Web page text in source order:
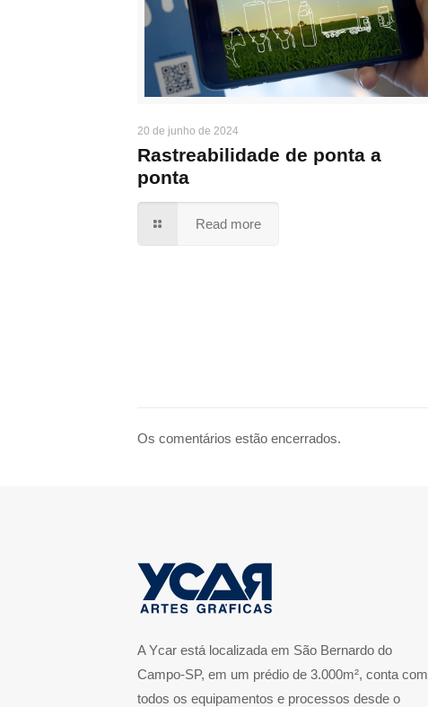
20 de junho de 2024
Rastreabilidade de ponta a
ponta
Read more
Os comentários estão encerrados.
A Ycar está localizada em São Bernardo do
Campo-SP, em um prédio de 3.000m², conta com
todos os equipamentos e processos desde o